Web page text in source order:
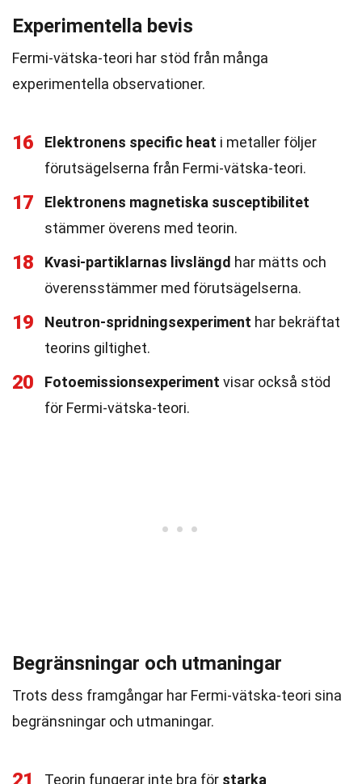
Experimentella bevis
Fermi-vätska-teori har stöd från många
experimentella observationer.
16 Elektronens specific heat i metaller följer
förutsägelserna från Fermi-vätska-teori.
17
Elektronens magnetiska susceptibilitet
stämmer överens med teorin.
18 Kvasi-partiklarnas livslängd har mätts och
överensstämmer med förutsägelserna.
19 Neutron-spridningsexperiment har bekräftat
teorins giltighet.
20 Fotoemissionsexperiment visar också stöd
för Fermi-vätska-teori.
Begränsningar och utmaningar
Trots dess framgångar har Fermi-vätska-teori sina
begränsningar och utmaningar.
Teorin fungerar inte bra för starka